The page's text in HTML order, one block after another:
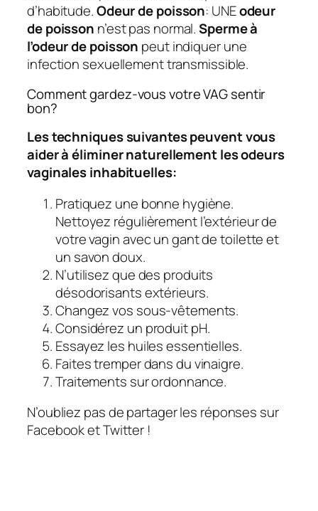
d’habitude.Odeur de poisson: UNEodeur
de poisson n’est pas normal.Sperme à
l’odeur de poisson peut indiquer une
infection sexuellement transmissible.
Comment gardez-vous votre VAG sentir
bon?
Les techniques suivantes peuvent vous
aider à éliminer naturellement les odeurs
vaginales inhabituelles:
Pratiquez une bonne hygiène.
Nettoyez régulièrement l’extérieur de
votre vagin avec un gant de toilette et
un savon doux.
N’utilisez que des produits
désodorisants extérieurs.
Changez vos sous-vêtements.
Considérez un produit pH.
Essayez les huiles essentielles.
Faites tremper dans du vinaigre.
Traitements sur ordonnance.
N’oubliez pas de partager les réponses sur
Facebook et Twitter !